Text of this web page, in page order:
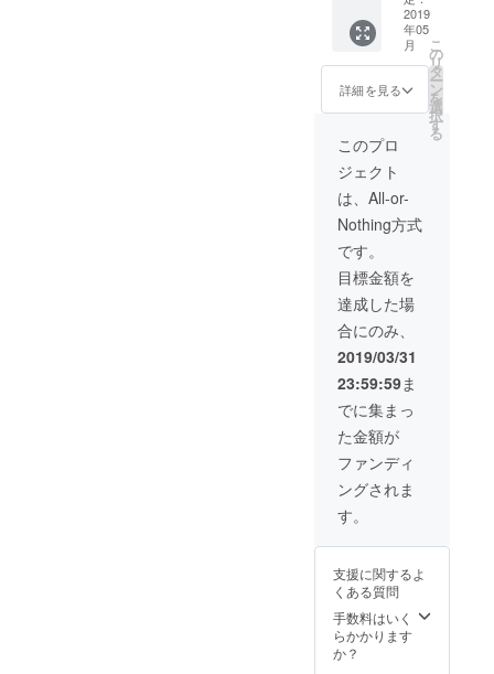
はノン
アル
コール
で提供
致しま
す ※
エッセ
イ本は
郵送さ
せてい
ます
戴くだ
さいま
せ オリ
ルをご
用意致
※エッセ
イ本は
郵送さ
せてい
ただき
ます
となり
ます ※
カクテ
ルチ
ケット
はご支
だいた
方に写
真を送
らせて
きま
す、そ
して御
際にそ
の画像
してい
ただき
もご頂
戴くだ
せ オリ
ルをご
用意致
します
※ご来店
頂いた
未成年
トは5枚
綴りに
なって
おり ド
リンク1
はテー
てメ
ニュー
そこか
だきま
す 例)
前菜1枚
パスタ2
枚 肉料
あくま
でも例
として
です ※
オリジ
ナルカ
クテル
コール
もござ
いま
す カ
クテル
チケッ
間とさ
せてい
ただき
ます ※
３つの
メ
の中か
らご希
望のメ
ニュー
をお１
つご記
せ
※「チ
ケッ
ト」か
「苺の
しずく
シロッ
プ」
「平日
限定2時
間フ
リード
リン
ニュー
らご希
望のメ
ニュー
をお１
） た
くさん
楽しん
でいた
だける
内容に
いま
す ご
希望、
ご要望
がござ
いまし
しゃっ
てくだ
さいま
せ ※
フリー
ドリン
クメ
ニュー
内にノ
ンアル
コール
もござ
いま
チケッ
効期限
は２年
間とさ
せてい
2019
年05
月
詳細を見る
こ
の
リ
タ
ー
ン
を
選
択
す
る
このプロ
ジェクト
は、All-or-
Nothing方式
です。
目標金額を
達成した場
合にのみ、
2019/03/31
23:59:59ま
でに集まっ
た金額が
ファンディ
ングされま
す。
支援に関するよ
くある質問
手数料はいく
らかかります
か？